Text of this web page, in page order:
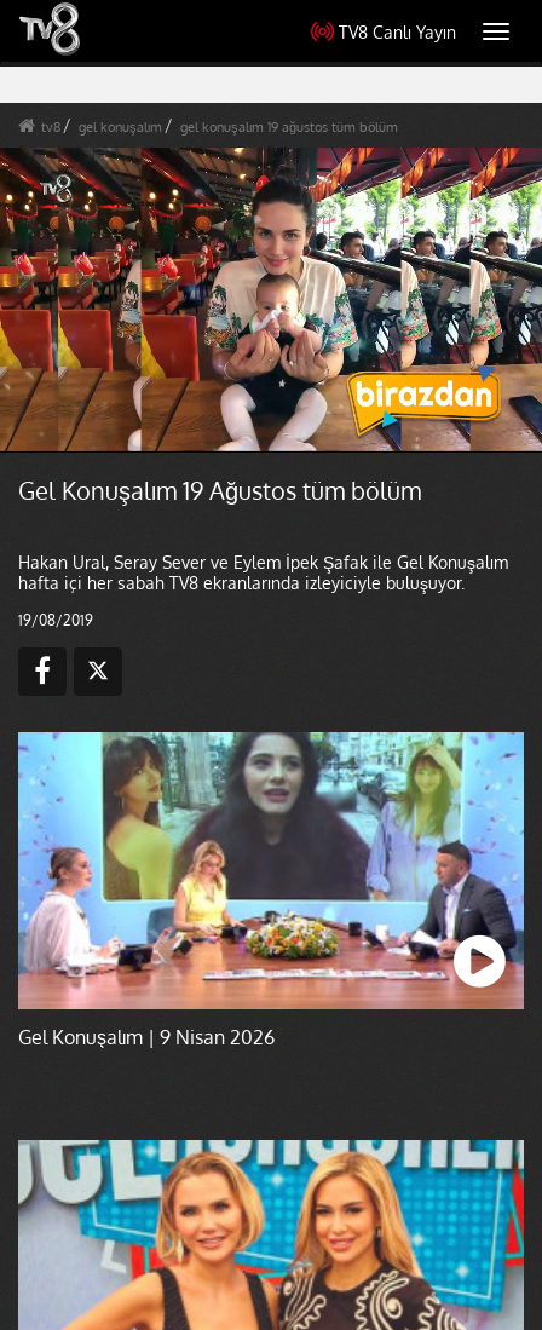
TV8 Canlı Yayın
tv8 gel konuşalım gel konuşalım 19 ağustos tüm bölüm
Gel Konuşalım 19 Ağustos tüm bölüm
Hakan Ural, Seray Sever ve Eylem İpek Şafak ile Gel Konuşalım
hafta içi her sabah TV8 ekranlarında izleyiciyle buluşuyor.
19/08/2019
Gel Konuşalım | 9 Nisan 2026